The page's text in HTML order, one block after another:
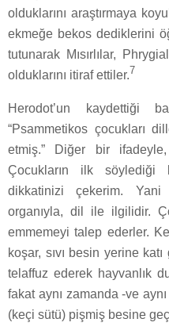
olduklarını araştırmaya
ekmeğe bekos dediklerini
tutunarak Mısırlılar,
olduklarını itiraf ettiler.7
Herodot’un kaydettiği
“Psammetikos çocukları
etmiş.” Diğer bir
Çocukların ilk söylediği
dikkatinizi çekerim.
organıyla, dil ile ilgilidir.
emmemeyi talep ederler.
koşar, sıvı besin yerine
telaffuz ederek hayvanlık
fakat aynı zamanda -ve
(keçi sütü) pişmiş besine